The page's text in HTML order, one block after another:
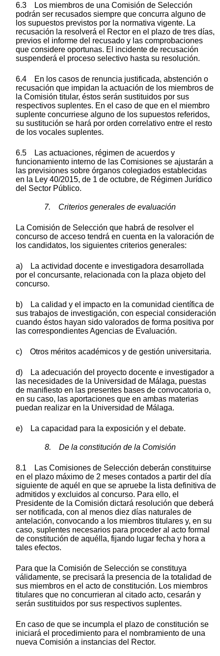
6.3 Los miembros de una Comisión de Selección
podrán ser recusados siempre que concurra alguno de
los supuestos previstos por la normativa vigente. La
recusación la resolverá el Rector en el plazo de tres días,
previos el informe del recusado y las comprobaciones
que considere oportunas. El incidente de recusación
suspenderá el proceso selectivo hasta su resolución.
6.4 En los casos de renuncia justificada, abstención o
recusación que impidan la actuación de los miembros de
la Comisión titular, éstos serán sustituidos por sus
respectivos suplentes. En el caso de que en el miembro
suplente concurriese alguno de los supuestos referidos,
su sustitución se hará por orden correlativo entre el resto
de los vocales suplentes.
6.5 Las actuaciones, régimen de acuerdos y
funcionamiento interno de las Comisiones se ajustarán a
las previsiones sobre órganos colegiados establecidas
en la Ley 40/2015, de 1 de octubre, de Régimen Jurídico
del Sector Público.
7. Criterios generales de evaluación
La Comisión de Selección que habrá de resolver el
concurso de acceso tendrá en cuenta en la valoración de
los candidatos, los siguientes criterios generales:
a) La actividad docente e investigadora desarrollada
por el concursante, relacionada con la plaza objeto del
concurso.
b) La calidad y el impacto en la comunidad científica de
sus trabajos de investigación, con especial consideración
cuando éstos hayan sido valorados de forma positiva por
las correspondientes Agencias de Evaluación.
c) Otros méritos académicos y de gestión universitaria.
d) La adecuación del proyecto docente e investigador a
las necesidades de la Universidad de Málaga, puestas
de manifiesto en las presentes bases de convocatoria o,
en su caso, las aportaciones que en ambas materias
puedan realizar en la Universidad de Málaga.
e) La capacidad para la exposición y el debate.
8. De la constitución de la Comisión
8.1 Las Comisiones de Selección deberán constituirse
en el plazo máximo de 2 meses contados a partir del día
siguiente de aquél en que se apruebe la lista definitiva de
admitidos y excluidos al concurso. Para ello, el
Presidente de la Comisión dictará resolución que deberá
ser notificada, con al menos diez días naturales de
antelación, convocando a los miembros titulares y, en su
caso, suplentes necesarios para proceder al acto formal
de constitución de aquélla, fijando lugar fecha y hora a
tales efectos.
Para que la Comisión de Selección se constituya
válidamente, se precisará la presencia de la totalidad de
sus miembros en el acto de constitución. Los miembros
titulares que no concurrieran al citado acto, cesarán y
serán sustituidos por sus respectivos suplentes.
En caso de que se incumpla el plazo de constitución se
iniciará el procedimiento para el nombramiento de una
nueva Comisión a instancias del Rector.